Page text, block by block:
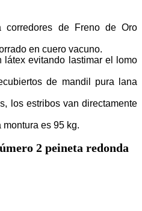
corredores de Freno de Oro
en cuero vacuno.
látex evitando lastimar el lomo
de mandil pura lana
los estribos van directamente
es 95 kg.
2 peineta redonda